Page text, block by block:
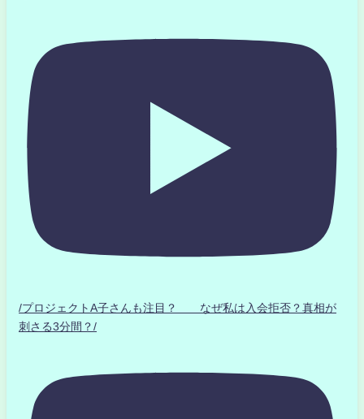
/プロジェクトA子さんも注目？ なぜ私は入会拒否？真相が
刺さる3分間？/